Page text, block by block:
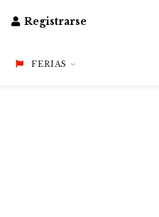
Registrarse
FERIAS